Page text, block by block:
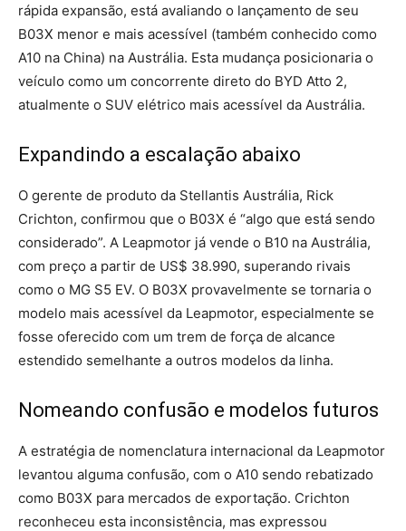
rápida expansão, está avaliando o lançamento de seu
B03X menor e mais acessível (também conhecido como
A10 na China) na Austrália. Esta mudança posicionaria o
veículo como um concorrente direto do BYD Atto 2,
atualmente o SUV elétrico mais acessível da Austrália.
Expandindo a escalação abaixo
O gerente de produto da Stellantis Austrália, Rick
Crichton, confirmou que o B03X é “algo que está sendo
considerado”. A Leapmotor já vende o B10 na Austrália,
com preço a partir de US$ 38.990, superando rivais
como o MG S5 EV. O B03X provavelmente se tornaria o
modelo mais acessível da Leapmotor, especialmente se
fosse oferecido com um trem de força de alcance
estendido semelhante a outros modelos da linha.
Nomeando confusão e modelos futuros
A estratégia de nomenclatura internacional da Leapmotor
levantou alguma confusão, com o A10 sendo rebatizado
como B03X para mercados de exportação. Crichton
reconheceu esta inconsistência, mas expressou